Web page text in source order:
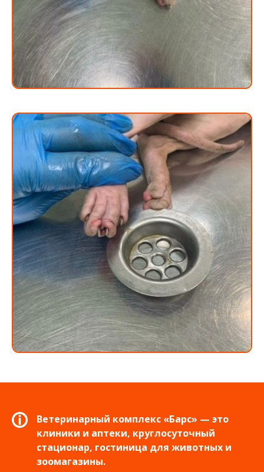
Ветеринарный комплекс «Барс» — это
клиники и аптеки, круглосуточный
стационар, гостиница для животных и
зоомагазины.